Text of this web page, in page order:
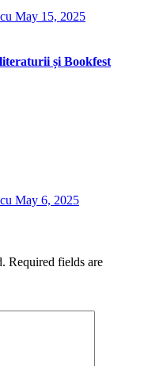
May 15, 2025
și Bookfest
May 6, 2025
Required fields are